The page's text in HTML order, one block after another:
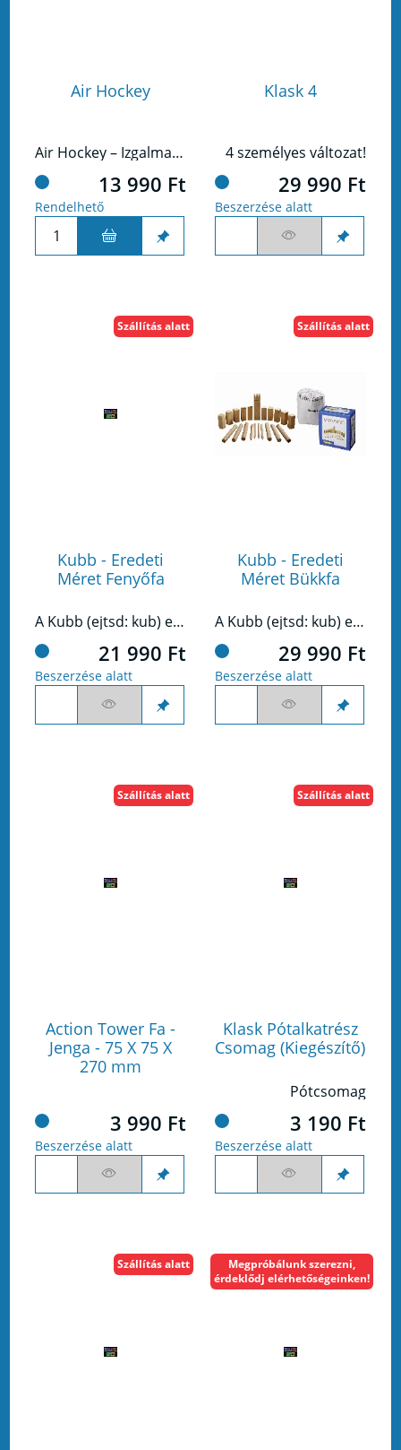
Air Hockey
Air Hockey – Izgalmas játék két fő részére!
13 990 Ft
Rendelhető
Klask 4
4 személyes változat!
29 990 Ft
Beszerzése alatt
Kubb - Eredeti
Méret Fenyőfa
A Kubb (ejtsd: kub) egy régi klasszikus svéd játék, egy kis balti-tengeri szigetről származik.
Szállítás alatt
21 990 Ft
Beszerzése alatt
Kubb - Eredeti
Méret Bükkfa
A Kubb (ejtsd: kub) egy régi klasszikus svéd játék, egy kis balti-tengeri szigetről származik.
Szállítás alatt
29 990 Ft
Beszerzése alatt
Action Tower Fa -
Jenga - 75 X 75 X
270 mm
Szállítás alatt
3 990 Ft
Beszerzése alatt
Klask Pótalkatrész
Csomag (Kiegészítő)
Pótcsomag
Szállítás alatt
3 190 Ft
Beszerzése alatt
Szállítás alatt
Megpróbálunk szerezni,
érdeklődj elérhetőségeinken!